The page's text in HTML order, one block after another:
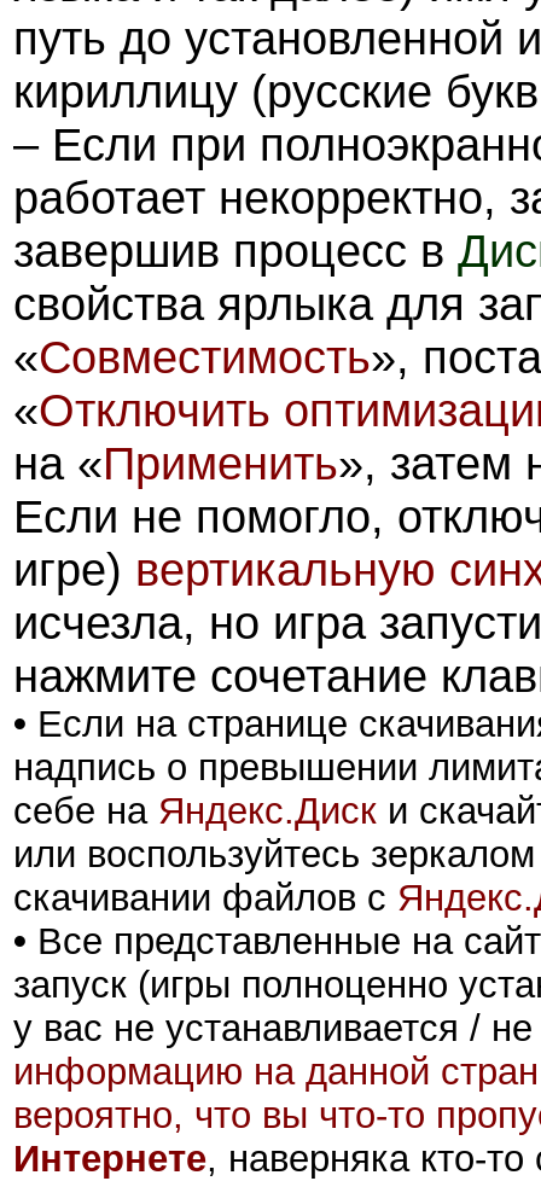
путь до установленной
кириллицу (русские
– Если при
работает некорректно,
завершив процесс в
свойства ярлыка для
«Совместимость»,
«Отключить
на «Применить», затем
Если не помогло,
игре) вертикальную
исчезла, но игра
нажмите сочетание
• Если на странице
надпись о превышении
себе на Яндекс.Диск и
или воспользуйтесь
скачивании файлов с
• Все представленные на
запуск (игры полноценно
у вас не устанавливается /
информацию на данной
вероятно, что вы что-то
Интернете, наверняка кто-